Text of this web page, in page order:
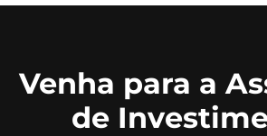
Venha para a
de